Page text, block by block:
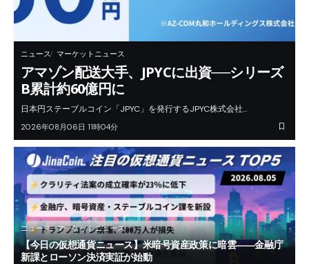
ニュース マーケットニュース
アマゾン配送大手、JPYCに出資──シリーズ
B累計約60億円に
日本円ステーブルコイン「JPYC」を発行するJPYC株式会社…
2026年08月06日 11時04分
ニュース マーケットニュース
【今日の仮想通貨ニュース】米暗号資産政策に暗雲――金融庁
新課とローソン決済実証が始動